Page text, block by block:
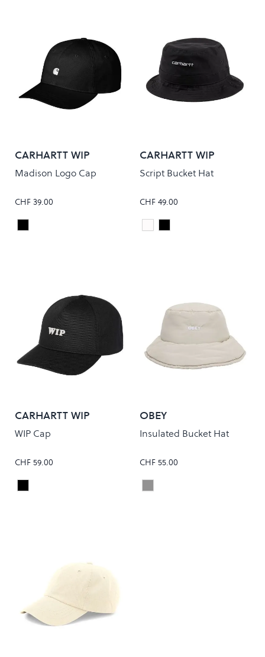
CARHARTT WIP
Madison Logo Cap
CHF 39.00
Colour
Black/White
CARHARTT WIP
Script Bucket Hat
CHF 49.00
Colour
White/Black
Black/White
CARHARTT WIP
WIP Cap
CHF 59.00
Colour
Black/Wax
OBEY
Insulated Bucket Hat
CHF 55.00
Colour
Silver Grey